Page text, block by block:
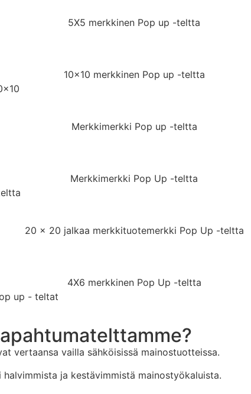
up - teltat
vertaansa vailla sähköisissä mainostuotteissa.
ja kestävimmistä mainostyökaluista.